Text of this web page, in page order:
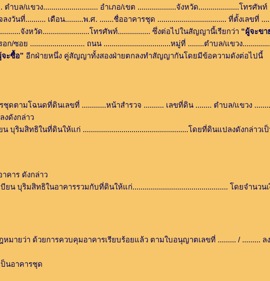
ำบล/แขวง........................... อำเภอ/เขต ...................จังหวัด....................โทรศัพท์
นที่.......... เดือน.........พ.ศ. .......ชื่ออาคารชุด .................................. ที่ตั้งเลขที่
จังหวัด.......................โทรศัพท์................ ซึ่งต่อไปในสัญญานี้เรียกว่า “ผู้จะขา
/ซอย ........................... ถนน .................................หมู่ที่ ........ตำบล/แขวง
จะซื้อ” อีกฝ่ายหนึ่ง คู่สัญญาทั้งสองฝ่ายตกลงทำสัญญากันโดยมีข้อความดังต่อไปนี้
นดที่ดินเลขที่ ............หน้าสำรวจ .......... เลขที่ดิน ........ ตำบล/แขวง
งดังกล่าว
ธิในที่ดินให้แก่ ....................................................โดยที่ดินแปลงดังกล่าวเ
าร ดังกล่าว
ทธิในอาคารรวมกับที่ดินให้แก่............................................... โดยจำนวนเ
ด้วยการควบคุมอาคารเรียบร้อยแล้ว ตามใบอนุญาตเลขที่ ......... / ......... ลงวั
อาคารชุด